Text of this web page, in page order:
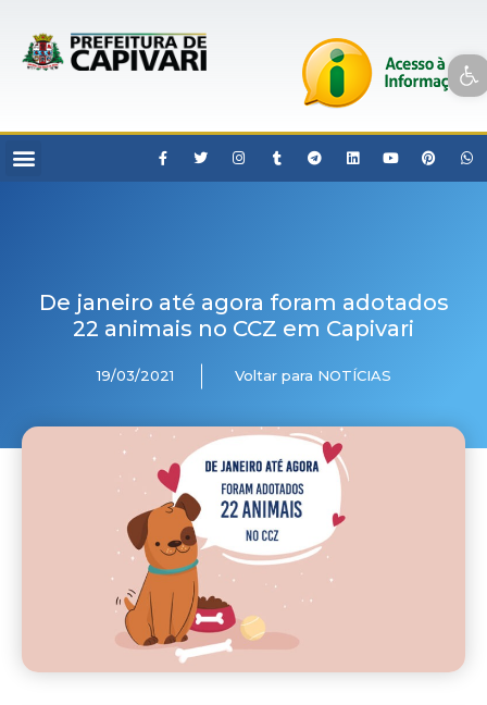
Open toolbar
De janeiro até agora foram adotados
22 animais no CCZ em Capivari
19/03/2021 Voltar para NOTÍCIAS